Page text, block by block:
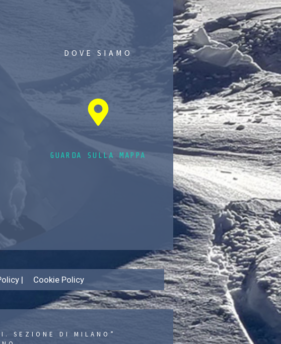
DOVE SIAMO
GUARDA SULLA MAPPA
| Cookie Policy
SEZIONE DI MILANO”